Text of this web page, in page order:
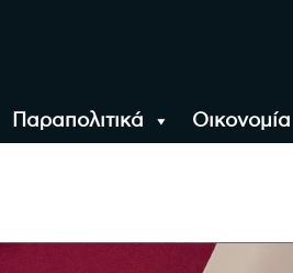
Παραπολιτικά Οικονομία